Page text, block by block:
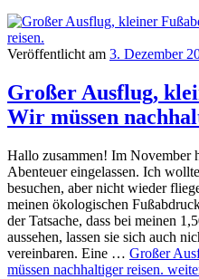
Veröffentlicht am 3. Dezember
Großer Ausflug,
Wir müssen
Hallo zusammen! Im November
Abenteuer eingelassen. Ich
besuchen, aber nicht wieder
meinen ökologischen
der Tatsache, dass bei meinen
aussehen, lassen sie sich auch
vereinbaren. Eine … Großer
müssen nachhaltiger reisen.